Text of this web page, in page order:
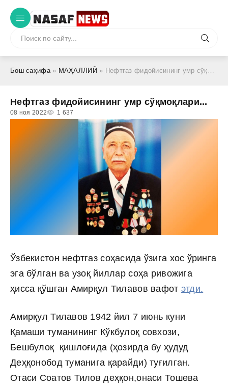
Бош саҳифа» МАҲАЛЛИЙ » Нефтгаз фидойисининг умр сўқмоқлари...
Нефтгаз фидойисининг умр сўқмоқлари...
08 ноя 2022 1 637
Ўзбекистон нефтгаз соҳасида ўзига хос ўринга
эга бўлган ва узоқ йиллар соҳа ривожига
ҳисса қўшган Амирқул Тилавов вафот этди.
Амирқул Тилавов 1942 йил 7 июнь куни
Қамаши туманининг Кўкбулоқ совхози,
Бешбулоқ қишлоғида (ҳозирда бу ҳудуд
Деҳқонобод туманига қарайди) туғилган.
Отаси Соатов Тилов деҳқон,онаси Тошева